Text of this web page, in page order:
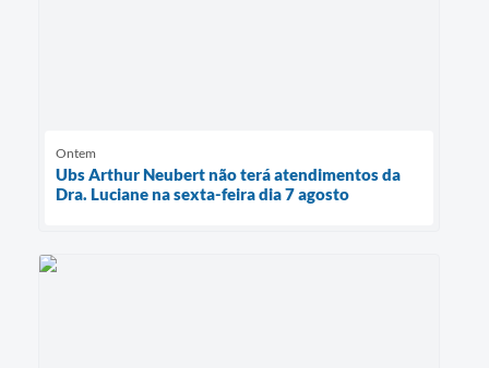
Ontem
Ubs Arthur Neubert não terá atendimentos da
Dra. Luciane na sexta-feira dia 7 agosto